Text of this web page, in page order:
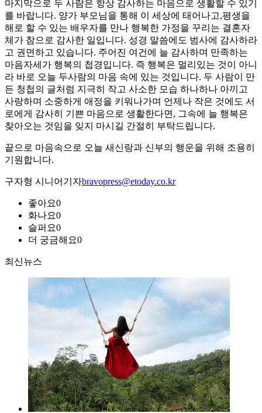
마지막으로 두 사람은 항상 감사하는 마음으로 생활할 수 있기
를 바랍니다. 양가 부모님을 통해 이 세상에 태어나고,평생을
해로 할 수 있는 배우자를 만나 행복한 가정을 꾸리는 결혼자
체가 참으로 감사한 일입니다. 성경 말씀에도 범사에 감사하라
고 권면하고 있습니다. 주어진 여건에 늘 감사하며 만족하는
마음자세가 행복의 첩경입니다. 즉 행복은 멀리있는 것이 아니
라 바로 오늘 두사람의 마음 속에 있는 것입니다. 두 사람이 만
든 청첩의 글처럼 지극히 작고 사소한 모습 하나하나 아끼고
사랑하며 소중하게 애정을 키워나가며 언제나 작은 것에도 서
로에게 감사히 기쁜 마음으로 생활한다면, 그속에 늘 행복은
찾아오는 것임을 잊지 마시길 간절히 부탁드립니다.
끝으로 마음속으로 오늘 새신랑과 신부의 행운을 위해 조용히
기원합니다.
구자형 시니어기자bravopress@etoday.co.kr
좋아요0
화나요0
슬퍼요0
더 궁금해요0
최신뉴스